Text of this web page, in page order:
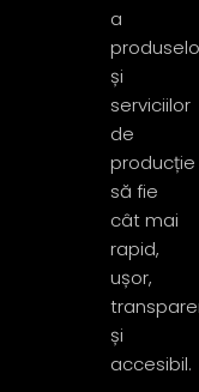
a
și
serviciilor
de
producție
să fie
cât mai
rapid,
ușor,
și
accesibil.